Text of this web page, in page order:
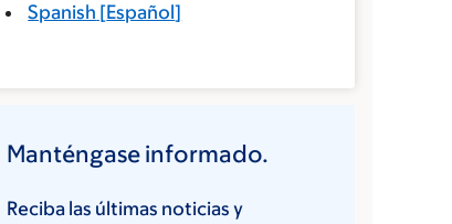
Spanish [Español]
Manténgase informado.
Reciba las últimas noticias y